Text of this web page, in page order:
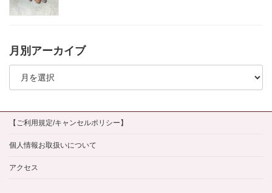
月別アーカイブ
月
イ
ブ
【ご利用規定/キャンセルポリシー】
個人情報お取扱いについて
アクセス